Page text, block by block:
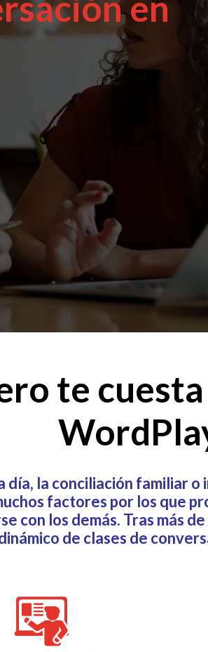
te
la conciliación familiar
factores por los que
con los demás. Tras más
de clases de